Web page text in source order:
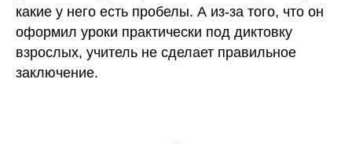
какие у него есть пробелы. А из-за того, что он
оформил уроки практически под диктовку
взрослых, учитель не сделает правильное
заключение.